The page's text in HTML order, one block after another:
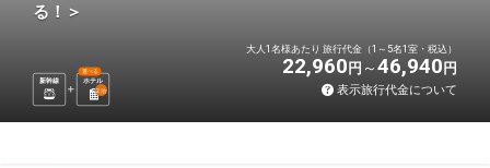
る！＞
新幹線 ホテル
選べる
2泊
大人1名様あたり 旅行代金（1～5名1室・税込）
22,960 円 46,940 円
表示旅行代金について